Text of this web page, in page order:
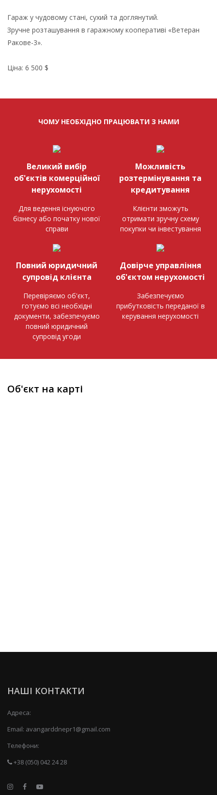
Гараж у чудовому стані, сухий та доглянутий.
Зручне розташування в гаражному кооперативі «Ветеран
Ракове-3».
Ціна: 6 500 $
ЧОМУ НЕОБХІДНО ПРАЦЮВАТИ З НАМИ
Великий вибір
об'єктів комерційної
нерухомості
Для ведення існуючого
бізнесу або початку нової
справи
Можливість
розтермінування та
кредитування
Клієнти зможуть
отримати зручну схему
покупки чи інвестування
Повний юридичний
супровід клієнта
Перевіряємо об'єкт,
готуємо всі необхідні
документи, забезпечуємо
повний юридичний
супровід угоди
Довірче управління
об'єктом нерухомості
Забезпечуємо
прибутковість переданої в
керування нерухомості
Об'єкт на карті
НАШІ КОНТАКТИ
Адреса:
Email: avangarddnepr1@gmail.com
Телефони:
+38 (050) 042 24 28